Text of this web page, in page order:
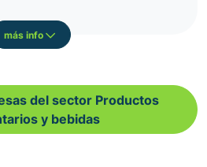
más info
del sector Productos
y bebidas